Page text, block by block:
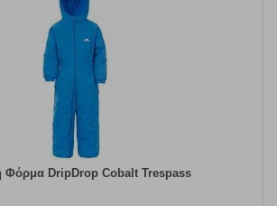
Φόρμα DripDrop Cobalt Trespass